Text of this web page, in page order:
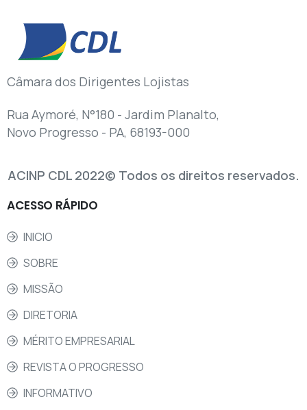
Câmara dos Dirigentes Lojistas
Rua Aymoré, N°180 - Jardim Planalto,
Novo Progresso - PA, 68193-000
ACINP CDL 2022© Todos os direitos reservados.
ACESSO RÁPIDO
INICIO
SOBRE
MISSÃO
DIRETORIA
MÉRITO EMPRESARIAL
REVISTA O PROGRESSO
INFORMATIVO